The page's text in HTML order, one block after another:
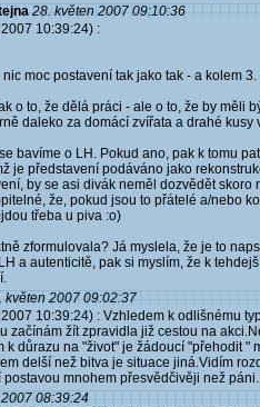
28. květen 2007 09:10:36
10:39:24) :
moc postavení tak jako tak - a kolem
o to, že dělá práci - ale o to, že by měli
daleko za domácí zvířata a drahé kusy
bavíme o LH. Pokud ano, pak k tomu
je představení podáváno jako
by se asi divák neměl dozvědět skoro
že, pokud jsou to přátelé a/nebo
třeba u piva :o)
zformulovala? Já myslela, že je to
a autenticitě, pak si myslím, že k
květen 2007 09:02:37
10:39:24) : Vzhledem k odlišnému
začínám žít zpravidla již cestou na
k důrazu na "život" je žádoucí "přehodit "
delší než bitva je situace jiná.Vidím
postavou mnohem přesvědčivěji než páni.
08:39:24